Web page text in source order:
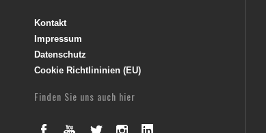
Kontakt
Impressum
Datenschutz
Cookie Richtlininien (EU)
Finden Sie uns auch hier